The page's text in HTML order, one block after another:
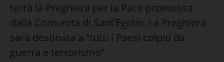
terrà la Preghiera per la Pace promossa
dalla Comunità di Sant’Egidio. La Preghiera
sarà destinata a “tutti i Paesi colpiti da
guerra e terrorismo”.